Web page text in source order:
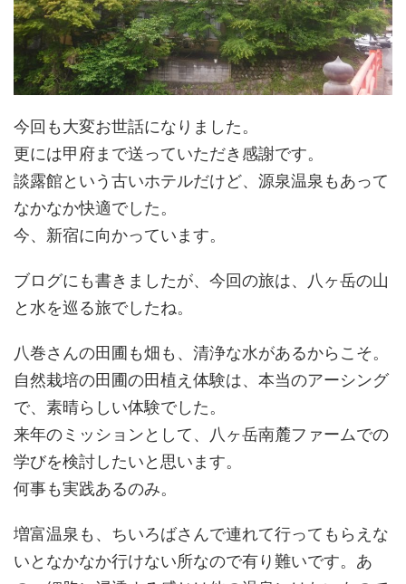
今回も大変お世話になりました。
更には甲府まで送っていただき感謝です。
談露館という古いホテルだけど、源泉温泉もあって
なかなか快適でした。
今、新宿に向かっています。
ブログにも書きましたが、今回の旅は、八ヶ岳の山
と水を巡る旅でしたね。
八巻さんの田圃も畑も、清浄な水があるからこそ。
自然栽培の田圃の田植え体験は、本当のアーシング
で、素晴らしい体験でした。
来年のミッションとして、八ヶ岳南麓ファームでの
学びを検討したいと思います。
何事も実践あるのみ。
増富温泉も、ちいろばさんで連れて行ってもらえな
いとなかなか行けない所なので有り難いです。あ